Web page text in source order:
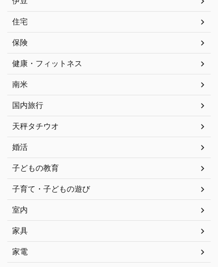
住宅
保険
健康・フィットネス
南米
国内旅行
天秤タチウオ
婚活
子どもの教育
子育て・子どもの遊び
室内
家具
家電